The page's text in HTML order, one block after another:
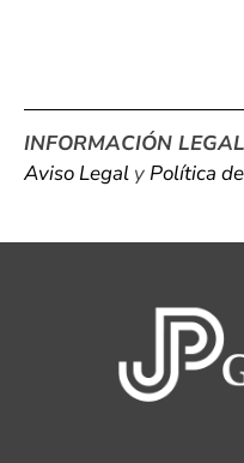
INFORMACIÓN
Aviso Legal yPolítica